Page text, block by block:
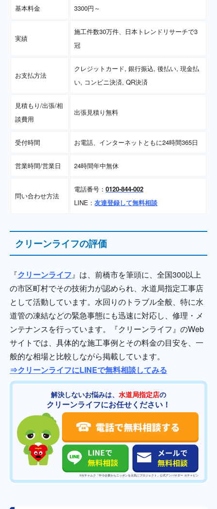
基本料金 3300円～
実績
施工件数30万件、日本トレンドリサーチで3
冠
お支払方法
クレジットカード, 銀行振込, 後払い, 現金払
い, コンビニ決済, QR決済
見積もり/出張/相
談費用
出張見積り無料
受付時間 お電話、インターネットともに24時間365日
営業時間/営業日 24時間年中無休
問い合わせ方法
電話番号： 0120-844-002
LINE： 友達登録して無料相談
クリーンライフの評価
『クリーンライフ』は、前橋市を筆頭に、全国300以上
の市区町村でその技術力が認められ、水道局指定工事店
として活動しています。水回りのトラブル全般、特に水
道管の凍結などの緊急事態にも迅速に対応し、修理・メ
ンテナンスを行っています。『クリーンライフ』のWeb
サイトでは、具体的な施工事例とその料金の目安を、一
般的な相場と比較しながら掲載しています。
⇒クリーンライフにLINEで無料相談してみる
解決しないお悩みは、 水道局指定店の
クリーンライフにお任せください！
©️ガチャムク「中小企業からニッポンを元気にプロジェクト」公式アンバサダー ガチャピン